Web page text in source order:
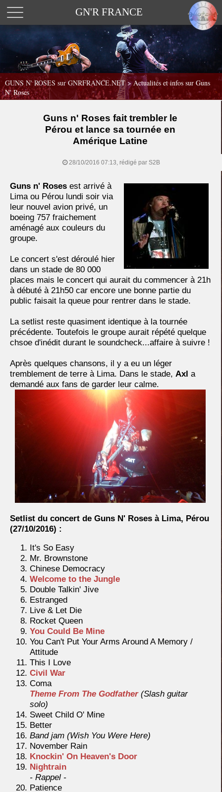
GN'R FRANCE
GUNS N' ROSES sur GNRFRANCE.NET>Actualités et infos sur Guns
N' Roses
Guns n' Roses fait trembler le
Pérou et lance sa tournée en
Amérique Latine
28/10/2016 07:13, rédigé par S2B
Guns n' Roses est arrivé à
Lima ou Pérou lundi soir via
leur nouvel avion privé, un
boeing 757 fraichement
aménagé aux couleurs du
groupe.
Le concert s'est déroulé hier
dans un stade de 80 000
places mais le concert qui aurait du commencer à 21h
à débuté à 21h50 car encore une bonne partie du
public faisait la queue pour rentrer dans le stade.
La setlist reste quasiment identique à la tournée
précédente. Toutefois le groupe aurait répété quelque
chsoe d'inédit durant le soundcheck...affaire à suivre !
Après quelques chansons, il y a eu un léger
tremblement de terre à Lima. Dans le stade, Axl a
demandé aux fans de garder leur calme.
Setlist du concert de Guns N' Roses à Lima, Pérou
(27/10/2016) :
It's So Easy
Mr. Brownstone
Chinese Democracy
Welcome to the Jungle
Double Talkin' Jive
Estranged
Live & Let Die
Rocket Queen
You Could Be Mine
You Can't Put Your Arms Around A Memory /
Attitude
This I Love
Civil War
Coma
Theme From The Godfather(Slash guitar
solo)
Sweet Child O' Mine
Better
Band jam (Wish You Were Here)
November Rain
Knockin' On Heaven's Door
Nightrain
- Rappel -
Patience